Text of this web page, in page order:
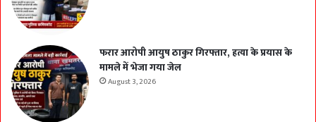
फरार आरोपी आयुष ठाकुर गिरफ्तार, हत्या के प्रयास के
मामले में भेजा गया जेल
August 3, 2026